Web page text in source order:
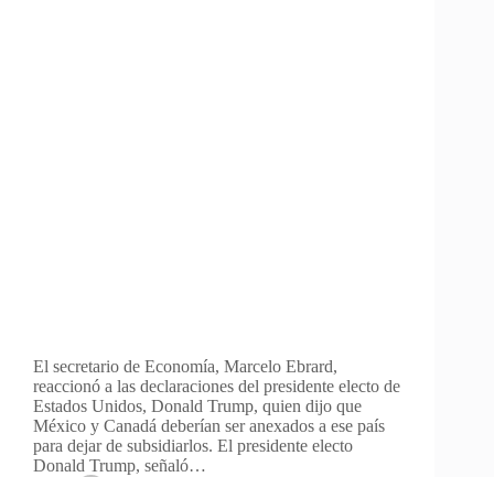
El secretario de Economía, Marcelo Ebrard,
reaccionó a las declaraciones del presidente electo de
Estados Unidos, Donald Trump, quien dijo que
México y Canadá deberían ser anexados a ese país
para dejar de subsidiarlos. El presidente electo
Donald Trump, señaló…